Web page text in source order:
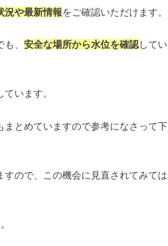
況や最新情報をご確認いただけます。
、 安全な場所から水位を確認してい
います。
まとめていますので参考になさって下
すので、この機会に見直されてみては